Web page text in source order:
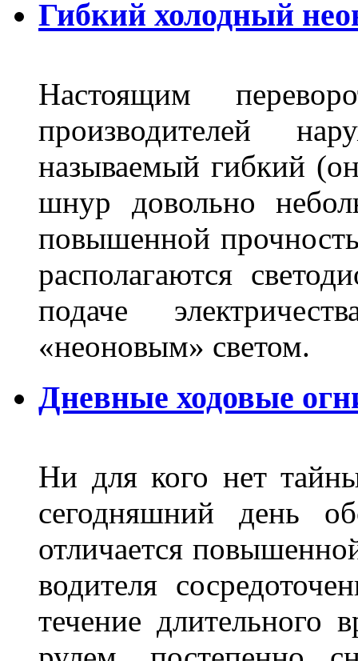
Гибкий холодный
Настоящим
производителей
называемый гибкий
шнур довольно
повышенной
располагаются
подаче
«неоновым» светом.
Дневные ходовые
Ни для кого нет
сегодняшний день
отличается
водителя
течение длительного